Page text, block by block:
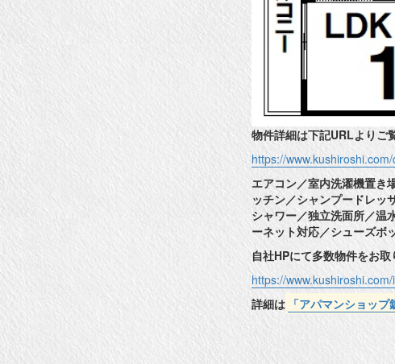
物件詳細は下記URLよりご
https://
エアコン／室内洗濯機置き
ッチン／シャンプードレッ
シャワー／独立洗面所／温
ーネット対応／シューズボ
自社HPにて多数物件をお
https://
詳細は 「アパマンショップ